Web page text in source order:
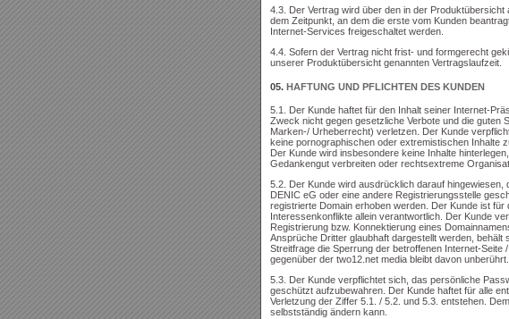
4.3. Der Vertrag wird über den in der
dem Zeitpunkt, an dem die erste vom Kunden
Internet-Services freigeschaltet werden.
4.4. Sofern der Vertrag nicht frist- und formgerecht
unserer Produktübersicht genannten Vertragslaufzeit.
05. HAFTUNG UND PFLICHTEN DES KUNDEN
5.1. Der Kunde haftet für den Inhalt seiner Internet-
Zweck nicht gegen gesetzliche Verbote und die
Marken-/ Urheberrecht) verletzen. Der Kunde
keine pornographischen oder extremistischen Inhalte
Der Kunde wird insbesondere keine Inhalte
Gedankengut verbreiten oder rechtsextreme
5.2. Der Kunde wird ausdrücklich darauf
DENIC eG oder eine andere Registrierungsstelle
registrierte Domain erhoben werden. Der Kunde ist
Interessenkonflikte allein verantwortlich. Der Kunde
Registrierung bzw. Konnektierung eines
Ansprüche Dritter glaubhaft dargestellt werden,
Streitfrage die Sperrung der betroffenen Internet-
gegenüber der two12.net media bleibt davon unberührt.
5.3. Der Kunde verpflichtet sich, das persönliche
geschützt aufzubewahren. Der Kunde haftet für alle
Verletzung der Ziffer 5.1. / 5.2. und 5.3. entstehen.
selbstständig ändern kann.